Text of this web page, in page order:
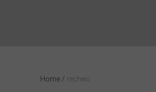
Home / recheio